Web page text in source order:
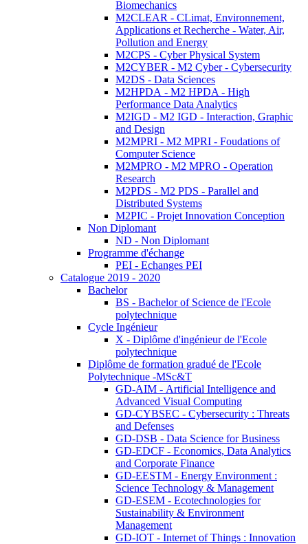
Biomechanics
M2CLEAR - CLimat, Environnement,
Applications et Recherche - Water, Air,
Pollution and Energy
M2CPS - Cyber Physical System
M2CYBER - M2 Cyber - Cybersecurity
M2DS - Data Sciences
M2HPDA - M2 HPDA - High
Performance Data Analytics
M2IGD - M2 IGD - Interaction, Graphic
and Design
M2MPRI - M2 MPRI - Foudations of
Computer Science
M2MPRO - M2 MPRO - Operation
Research
M2PDS - M2 PDS - Parallel and
Distributed Systems
M2PIC - Projet Innovation Conception
Non Diplomant
ND - Non Diplomant
Programme d'échange
PEI - Echanges PEI
Catalogue 2019 - 2020
Bachelor
BS - Bachelor of Science de l'Ecole
polytechnique
Cycle Ingénieur
X - Diplôme d'ingénieur de l'Ecole
polytechnique
Diplôme de formation gradué de l'Ecole
Polytechnique -MSc&T
GD-AIM - Artificial Intelligence and
Advanced Visual Computing
GD-CYBSEC - Cybersecurity : Threats
and Defenses
GD-DSB - Data Science for Business
GD-EDCF - Economics, Data Analytics
and Corporate Finance
GD-EESTM - Energy Environment :
Science Technology & Management
GD-ESEM - Ecotechnologies for
Sustainability & Environment
Management
GD-IOT - Internet of Things : Innovation